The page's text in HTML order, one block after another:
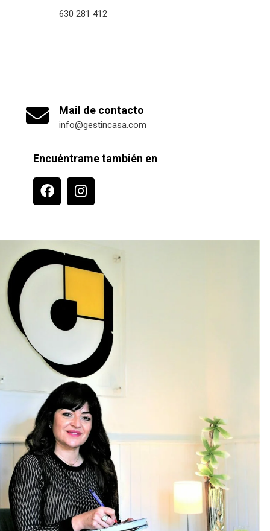
630 281 412
Mail de contacto
info@gestincasa.com
Encuéntrame también en